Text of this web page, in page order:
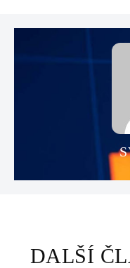
DALŠÍ